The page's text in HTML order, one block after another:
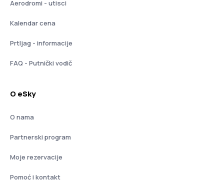
Aerodromi - utisci
Kalendar cena
Prtljag - informacije
FAQ - Putnički vodič
O eSky
O nama
Partnerski program
Moje rezervacije
Pomoć i kontakt